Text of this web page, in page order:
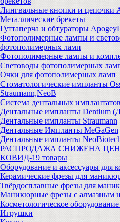
Лингвальные кнопки и цепочки
Металлические брекеты
Гуттаперча и обтураторы
Фотополимерные лампы и
фотополимерных ламп
Фотополимерные лампы и
Световоды фотополимерных
Очки для фотополимерных ламп
Стоматологические импланты
Straumann,NeoB
Система дентальных
Дентальные импланты Dentium
Дентальные импланты Straumann
Дентальные Импланты MeGaGen
Дентальные импланты
РАСПРОДАЖА СНИЖЕНА
КОВИД-19 товары
Оборудование и аксессуары для
Керамические фрезы для
Твёрдосплавные фрезы для
Маникюрные фрезы с алмазным
Косметологическое
Игрушки